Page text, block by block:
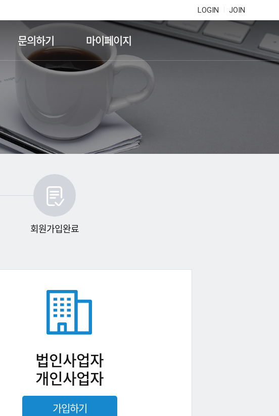
LOGIN JOIN
문의하기 마이페이지
회원가입완료
법인사업자
개인사업자
가입하기